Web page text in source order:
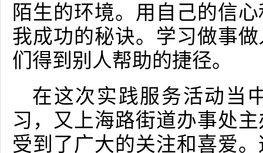
陌生的环境。用自己的信
我成功的秘诀。学习做事
们得到别人帮助的捷径。
在这次实践服务活动当
习，又上海路街道办事处
受到了广大的关注和喜爱